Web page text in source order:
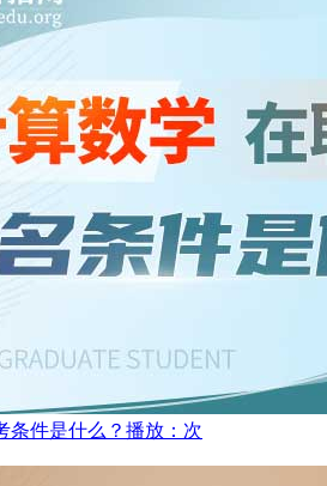
条件是什么？ 播放：次